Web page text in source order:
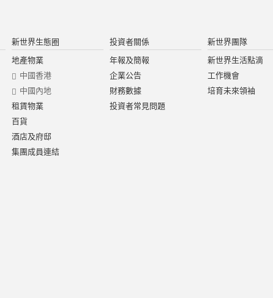
新世界生態圈
地產物業
中國香港
中國內地
租賃物業
百貨
酒店及府邸
集團成員連結
投資者關係
年報及簡報
企業公告
財務數據
投資者常見問題
新世界團隊
新世界生活點滴
工作機會
培育未來領袖